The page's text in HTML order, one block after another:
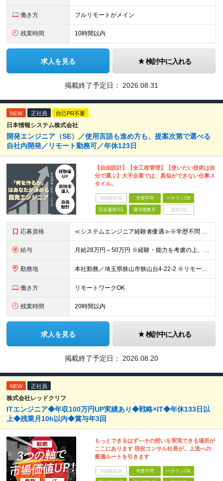
働き方 フルリモートがメイン
残業時間 10時間以内
求人を見る 検討中に入れる
掲載終了予定日： 2026.08.31
NEW 正社員 自己PR不要
日本情報システム株式会社
開発エンジニア（SE）／使用言語も進め方も、提案次第で選べる
自社内開発／リモート勤務可／年休123日
【自由設計】【全工程管理】【使いたい技術は自
分で選ぶ】大手企業では、真似ができない仕事ス
タイル。
未経験歓迎 学歴不問 ベテランOK
完全週休2日 賞与複数月 面接1回
応募資格 ≪システムエンジニア経験者優遇≫※学歴不問 【必須条件】 システム開発の実務経験をお持ちの方（年数不問） Java／C#／PHPなど、いずれかの開発経験 【歓迎する経験・志向】 開発経験2～5年程
給与 月給28万円～50万円 ※経験・能力を考慮の上、優遇 ※経験を考慮の上、決定します。
勤務地 本社勤務／埼玉県狭山市狭山台4-22-2 ※リモートワークと出社を併用可です。 (変更の範囲)上記を除く当社関連勤務地
働き方 リモートワークOK
残業時間 20時間以内
求人を見る 検討中に入れる
掲載終了予定日： 2026.08.20
NEW 正社員
株式会社レッドクリフ
ITエンジニア◆年収100万円UP実績あり◆戦略×IT◆年休133日以
上◆残業月10h以内◆賞与年3回
もっとできるはず―その想いを実現できる場所が
ここにあります 現役コンサル社長が、上流への
最適ルートを引きます
未経験歓迎 学歴不問 ベテランOK